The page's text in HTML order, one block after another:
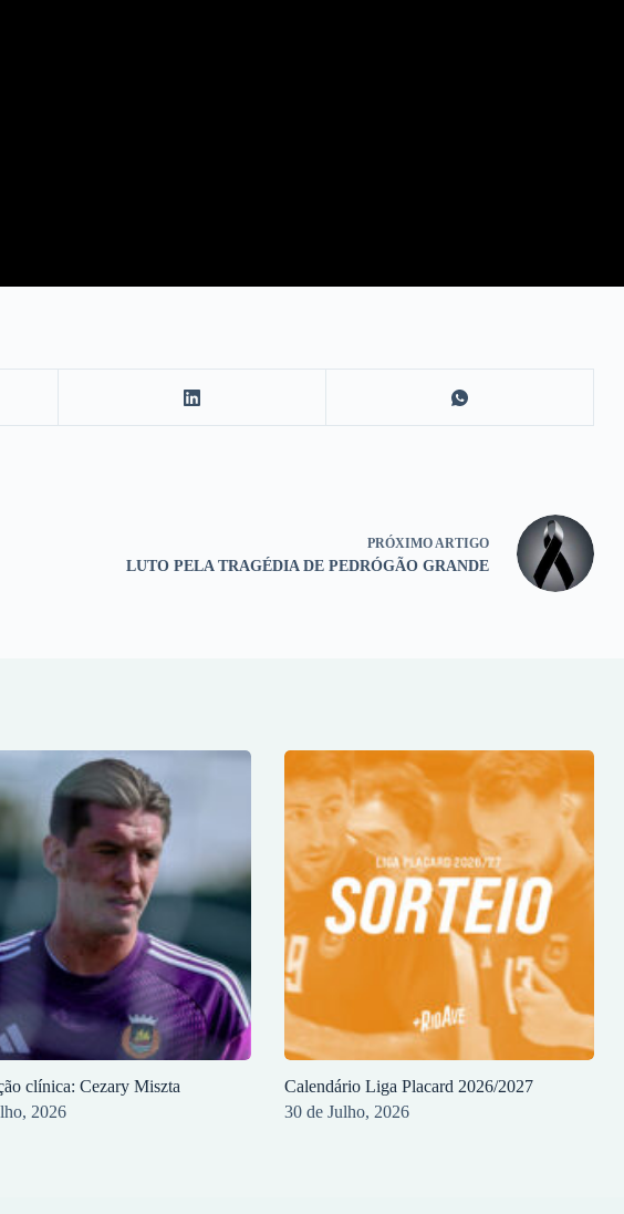
PRÓXIMO ARTIGO
LUTO PELA TRAGÉDIA DE PEDRÓGÃO GRANDE
clínica: Cezary Miszta
2026
Calendário Liga Placard 2026/2027
30 de Julho, 2026